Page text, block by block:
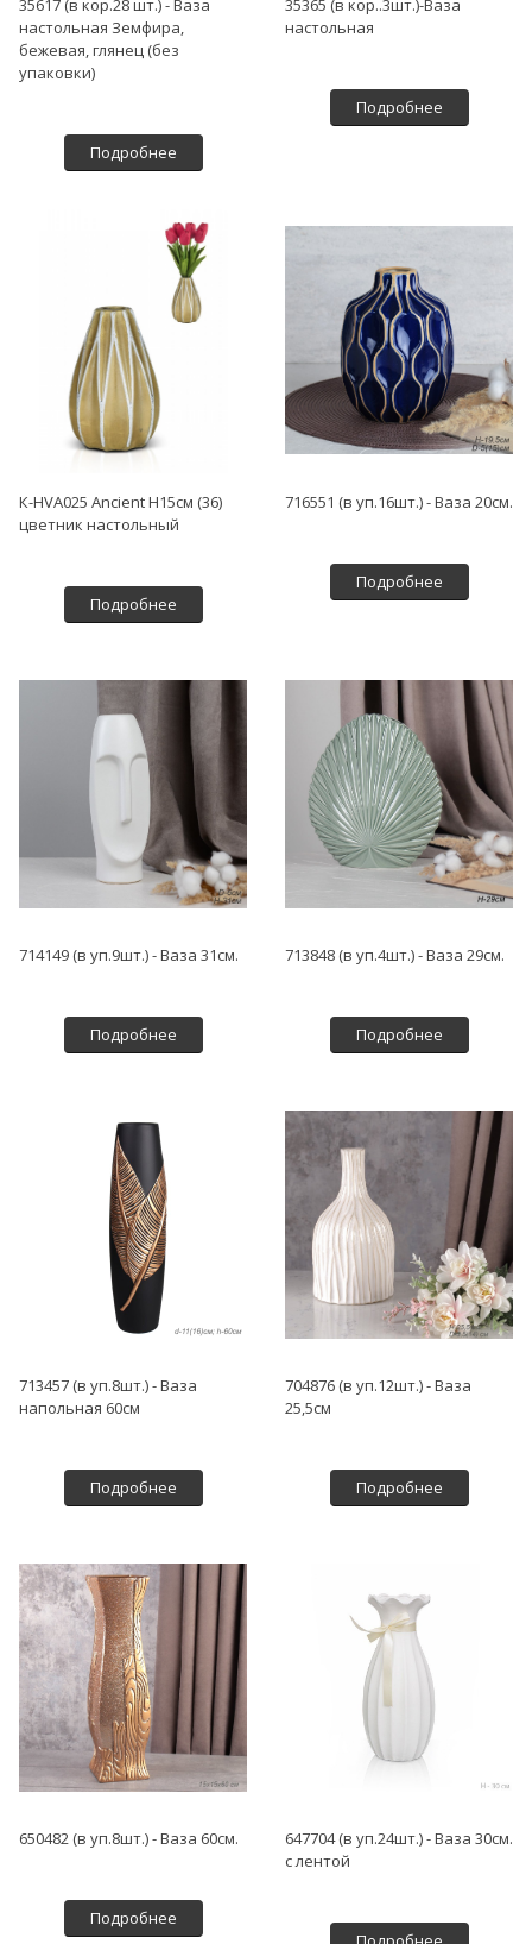
35617 (в кор.28 шт.) - Ваза
настольная Земфира,
бежевая, глянец (без
упаковки)
Подробнее
35365 (в кор..3шт.)-Ваза
настольная
Подробнее
К-HVA025 Ancient H15см (36)
цветник настольный
Подробнее
716551 (в уп.16шт.) - Ваза 20см.
Подробнее
714149 (в уп.9шт.) - Ваза 31см.
Подробнее
713848 (в уп.4шт.) - Ваза 29см.
Подробнее
713457 (в уп.8шт.) - Ваза
напольная 60см
Подробнее
704876 (в уп.12шт.) - Ваза
25,5см
Подробнее
650482 (в уп.8шт.) - Ваза 60см.
Подробнее
647704 (в уп.24шт.) - Ваза 30см.
с лентой